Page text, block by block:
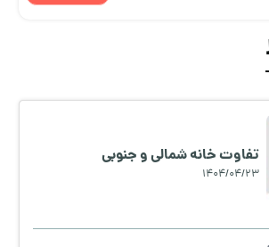
تفاوت خانه شمالی و جنوبی
1404/04/23